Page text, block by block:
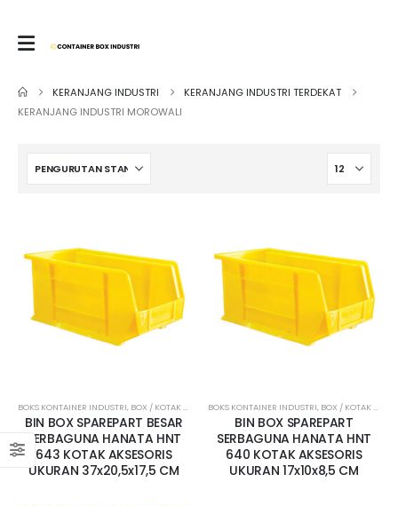
KERANJANG INDUSTRI
KERANJANG INDUSTRI TERDEKAT
KERANJANG INDUSTRI MOROWALI
BOKS KONTAINER INDUSTRI, BOX / KOTAK AKSESORIS , HANATA,HANATA CONTAINER BOX
BIN BOX SPAREPART BESAR
SERBAGUNA HANATA HNT
643 KOTAK AKSESORIS
UKURAN 37x20,5x17,5 CM
BOKS KONTAINER INDUSTRI, BOX / KOTAK AKSESORIS
BIN BOX SPAREPART
SERBAGUNA HANATA HNT
640 KOTAK AKSESORIS
UKURAN 17x10x8,5 CM